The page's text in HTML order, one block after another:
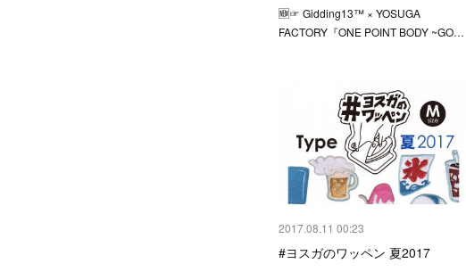
🆕☞ Gidding13™ × YOSUGA
FACTORY『ONE POINT BODY ~GO…
2017.08.11 00:23
#ヨスガのワッペン 夏2017